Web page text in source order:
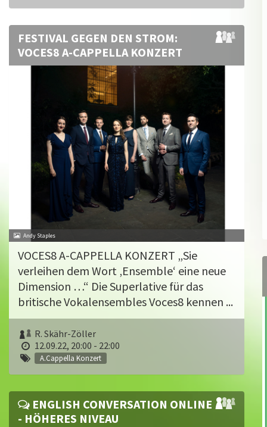
FESTIVAL GEGEN DEN STROM:
VOCES8 A-CAPPELLA KONZERT
Andy Staples
VOCES8 A-CAPPELLA KONZERT „Sie
verleihen dem Wort ‚Ensemble‘ eine neue
Dimension …“ Die Superlative für das
britische Vokalensembles Voces8 kennen ...
R. Skähr-Zöller
12.09.22, 20:00 - 22:00
A.Cappella Konzert
ENGLISH CONVERSATION ONLINE
- HÖHERES NIVEAU